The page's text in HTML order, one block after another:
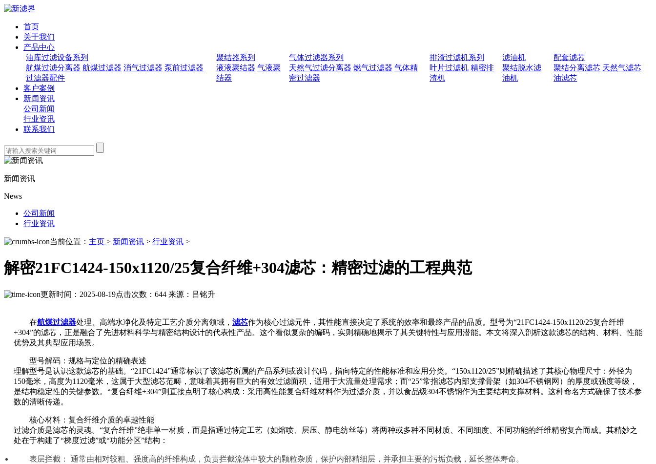
首页
关于我们
产品中心
油库过滤设备系列
航煤过滤分离器 航煤过滤器 消气过滤器 泵前过滤器
过滤器配件
聚结器系列
液液聚结器 气液聚
结器
气体过滤器系列
天然气过滤分离器 燃气过滤器 气体精
密过滤器
排渣过滤机系列
叶片过滤机 精密排
渣机
滤油机
聚结脱水滤
油机
配套滤芯
聚结分离滤芯 天然气滤芯
油滤芯
客户案例
新闻资讯
公司新闻
行业资讯
联系我们
新闻资讯
News
公司新闻
行业资讯
当前位置： 主页 > 新闻资讯 > 行业资讯 >
解密21FC1424-150x1120/25复合纤维+304滤芯：精密过滤的工程典范
更新时间：2025-08-19点击次数：644 来源：吕铭升
在航煤过滤器处理、高端水净化及特定工艺介质分离领域， 滤芯作为核心过滤元件，其性能直接决定了系统的效率和最终产品的品质。型号为“21FC1424-150x1120/25复合纤维
+304”的滤芯，正是融合了先进材料科学与精密结构设计的代表性产品。这个看似复杂的编码，实则精确地揭示了其关键特性与应用潜能。本文将深入剖析这款滤芯的结构、材料、性能
优势及其典型应用场景。
型号解码：规格与定位的精确表述
理解型号是认识这款滤芯的基础。“21FC1424”通常标识了该滤芯所属的产品系列或设计代码，指向特定的性能标准和应用分类。“150x1120/25”则精确描述了其核心物理尺寸：外径为
150毫米，高度为1120毫米，这属于大型滤芯范畴，意味着其拥有巨大的有效过滤面积，适用于大流量处理需求；而“25”常指滤芯内部支撑骨架（如304不锈钢网）的厚度或强度等级，
是结构稳定性的关键参数。“复合纤维+304”则直接点明了核心构成：采用高性能复合纤维材料作为过滤介质，并以食品级304不锈钢作为主要结构支撑材料。这种命名方式确保了技术参
数的清晰传递。
核心材料：复合纤维介质的卓越性能
过滤介质是滤芯的灵魂。“复合纤维”绝非单一材质，而是指通过特定工艺（如熔喷、层压、静电纺丝等）将两种或多种不同材质、不同细度、不同功能的纤维精密复合而成。其精妙之
处在于构建了“梯度过滤”或“功能分区”结构：
表层拦截： 通常由相对较粗、强度高的纤维构成，负责拦截流体中较大的颗粒杂质，保护内部精细层，并承担主要的污垢负载，延长整体寿命。